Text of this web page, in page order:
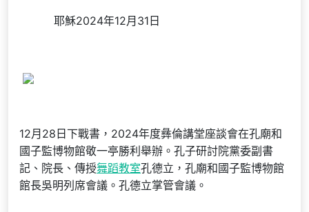
耶穌2024年12月31日
12月28日下戰書，2024年度彝倫講堂座談會在孔廟和
國子監博物館敬一亭勝利舉辦。孔子研討院黨委副書
記、院長、傳授舞蹈教室孔德立，孔廟和國子監博物館
館長吳明列席會議。孔德立掌管會議。